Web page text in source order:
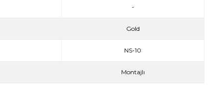
-
Gold
NS-10
Montajlı